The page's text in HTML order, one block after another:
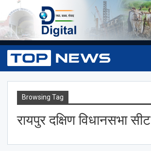
Browsing Tag
रायपुर दक्षिण विधानसभा सीट